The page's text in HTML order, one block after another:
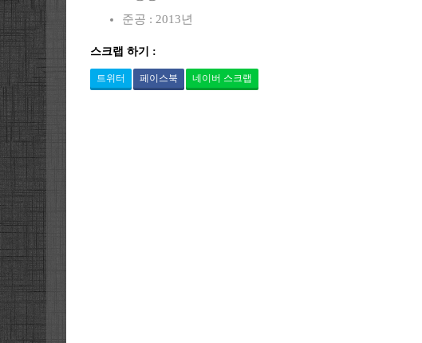
준공 : 2013년
스크랩 하기 :
트위터 페이스북 네이버 스크랩